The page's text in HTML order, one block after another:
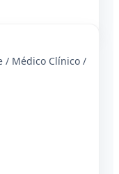
/ Médico Clínico /